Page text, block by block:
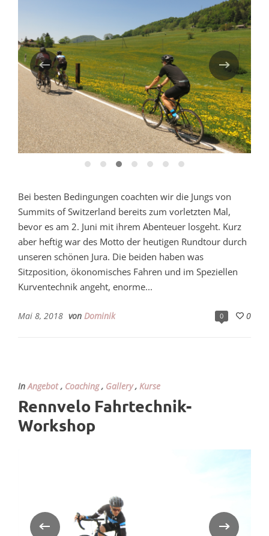
Bei besten Bedingungen coachten wir die Jungs von
Summits of Switzerland bereits zum vorletzten Mal,
bevor es am 2. Juni mit ihrem Abenteuer losgeht. Kurz
aber heftig war des Motto der heutigen Rundtour durch
unseren schönen Jura. Die beiden haben was
Sitzposition, ökonomisches Fahren und im Speziellen
Kurventechnik angeht, enorme...
0 0
Mai 8, 2018 von Dominik
In Angebot, Coaching, Gallery, Kurse
Rennvelo Fahrtechnik-
Workshop